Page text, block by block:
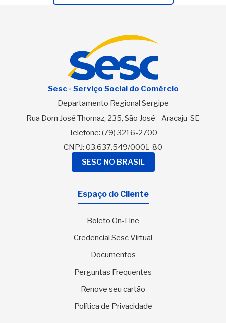
Sesc - Serviço Social do Comércio
Departamento Regional Sergipe
Rua Dom José Thomaz, 235, São José - Aracaju-SE
Telefone: (79) 3216-2700
CNPJ: 03.637.549/0001-80
SESC NO BRASIL
Espaço do Cliente
Boleto On-Line
Credencial Sesc Virtual
Documentos
Perguntas Frequentes
Renove seu cartão
Política de Privacidade